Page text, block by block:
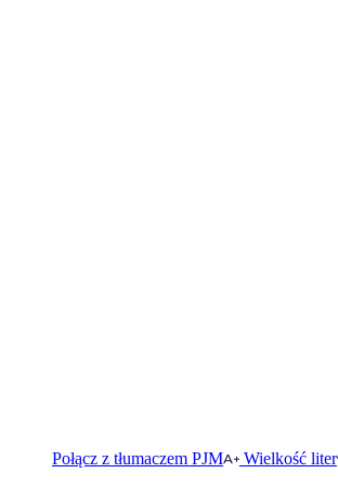
Połącz z tłumaczem PJM Wielkość liter